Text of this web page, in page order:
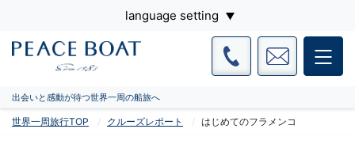
language setting
出会いと感動が待つ世界一周の船旅へ
世界一周旅行TOP クルーズレポート はじめてのフラメンコ